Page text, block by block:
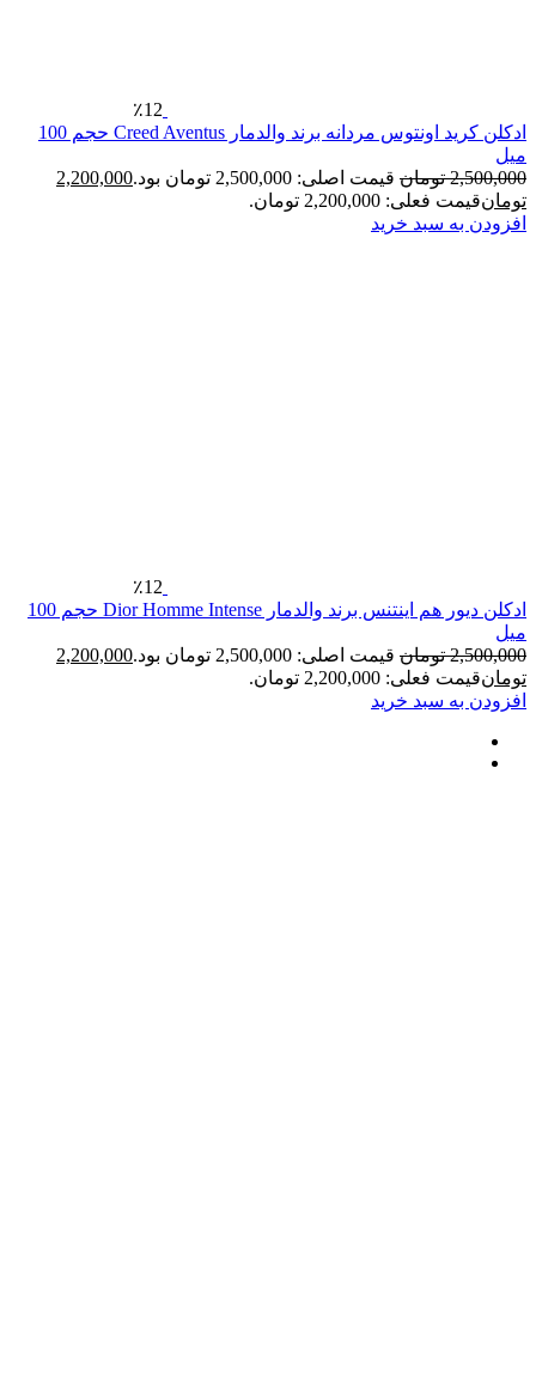
ادکلن کرید اونتوس مردانه برند والدمار Creed Aventus حجم 100
تومان قیمت اصلی: 2,500,000 تومان بود.
2,200,000
2,200,000 تومان.
سبد خرید
ادکلن دیور هم اینتنس برند والدمار Dior Homme Intense حجم 100
تومان قیمت اصلی: 2,500,000 تومان بود.
2,200,000
2,200,000 تومان.
سبد خرید